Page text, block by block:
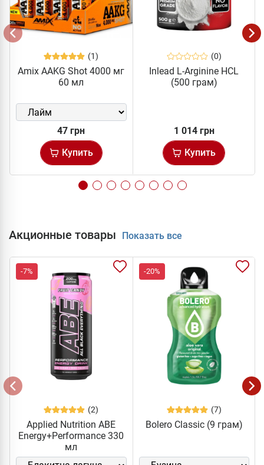
(1)
Amix AAKG Shot 4000 мг
60 мл
47 грн
Купить
(0)
Inlead L-Arginine HCL
(500 грам)
1 014 грн
Купить
Акционные товары Показать все
-7%
(2)
Applied Nutrition ABE
Energy+Performance 330
мл
-20%
(7)
Bolero Classic (9 грам)